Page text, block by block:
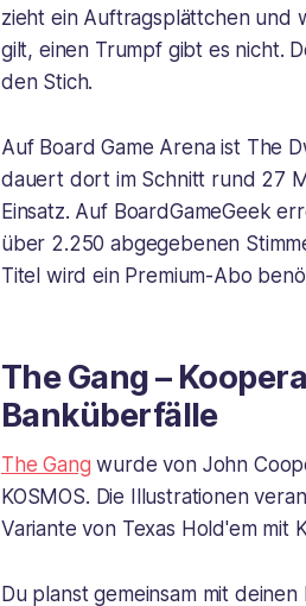
zieht ein Auftragsplättchen und
gilt, einen Trumpf gibt es nicht.
den Stich.
Auf Board Game Arena ist The
dauert dort im Schnitt rund 27
Einsatz. Auf BoardGameGeek
über 2.250 abgegebenen
Titel wird ein Premium-Abo
The Gang –
Banküberfälle
The Gang wurde von John
KOSMOS. Die Illustrationen
Variante von Texas Hold'em mit
Du planst gemeinsam mit